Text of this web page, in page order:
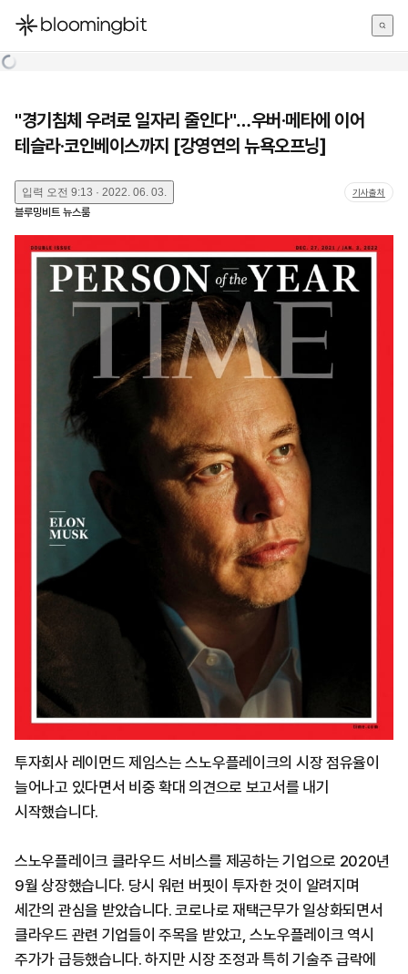
한국어
"경기침체 우려로 일자리 줄인다"…우버·메타에 이어
테슬라·코인베이스까지 [강영연의 뉴욕오프닝]
입력 오전 9:13 · 2022. 06. 03. 기사출처
블루밍비트 뉴스룸
투자회사 레이먼드 제임스는 스노우플레이크의 시장 점유율이
늘어나고 있다면서 비중 확대 의견으로 보고서를 내기
시작했습니다.
스노우플레이크 클라우드 서비스를 제공하는 기업으로 2020년
9월 상장했습니다. 당시 워런 버핏이 투자한 것이 알려지며
세간의 관심을 받았습니다. 코로나로 재택근무가 일상화되면서
클라우드 관련 기업들이 주목을 받았고, 스노우플레이크 역시
주가가 급등했습니다. 하지만 시장 조정과 특히 기술주 급락에